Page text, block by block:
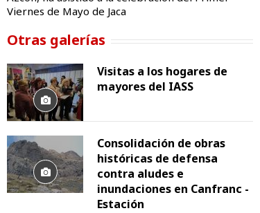
Viernes de Mayo de Jaca
Otras galerías
Visitas a los hogares de
mayores del IASS
Consolidación de obras
históricas de defensa
contra aludes e
inundaciones en Canfranc -
Estación